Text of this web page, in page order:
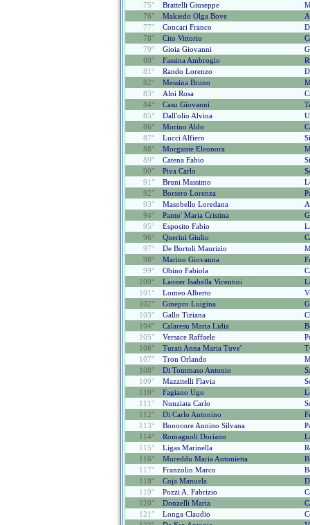
75°
Brattelli Giuseppe
76°
Makiedo Olga Bove
77°
Concari Franco
78°
Cito Vittorio
79°
Gioia Giovanni
80°
Fassina Ambrogio
81°
Rando Lorenzo
82°
Messina Bruno
83°
Aloi Rosa
84°
Casu Giovanni
85°
Dall'olio Alvina
86°
Morino Aldo
87°
Lucci Alfiero
88°
Morgante Eleonora
89°
Catena Fabio
90°
Piva Carlo
91°
Bruni Massimo
92°
Borsero Lorenza
93°
Masobello Loredana
94°
Panto' Maria Cristina
95°
Esposito Fabio
96°
Querini Giulio
97°
De Bortoli Maurizio
98°
Marino Giovanna
99°
Obino Fabiola
100°
Lanner Isabella Vicentini
101°
Lomeo Alberto
102°
Ginepro Luigina
103°
Gallo Tiziana
104°
Calaresu Maria Lidia
105°
Versace Raffaele
106°
Turati Anna Maria Tuve'
107°
Tron Orlando
108°
Di Tommaso Antonio
109°
Mazzitelli Flavia
110°
Fagiano Ugo
111°
Nunziata Carlo
112°
Di Carlo Antonino
113°
Bonocore Annino Silvana
114°
Romagnoli Doriano
115°
Ligas Marinella
116°
Mureddu Maria Antonietta
117°
Franzolin Marco
118°
Coja Manuela
119°
Pozzi A. Fabrizio
120°
Donzelli Maria
121°
Longa Claudio